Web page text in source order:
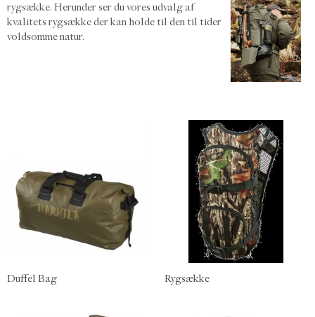
rygsække. Herunder ser du vores udvalg af
kvalitets rygsække der kan holde til den til tider
voldsomme natur.
Duffel Bag Rygsække